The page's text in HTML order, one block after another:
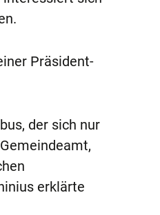
Präsident­
der sich nur
erklärte